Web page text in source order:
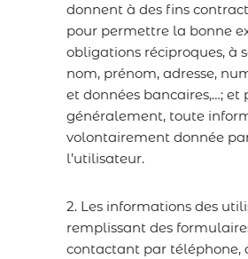
donnent à des fins
pour permettre la bonne
obligations réciproques, à
nom, prénom, adresse,
et données bancaires,…; et
généralement, toute
volontairement donnée
l’utilisateur.
2. Les informations des
remplissant des
contactant par téléphone,